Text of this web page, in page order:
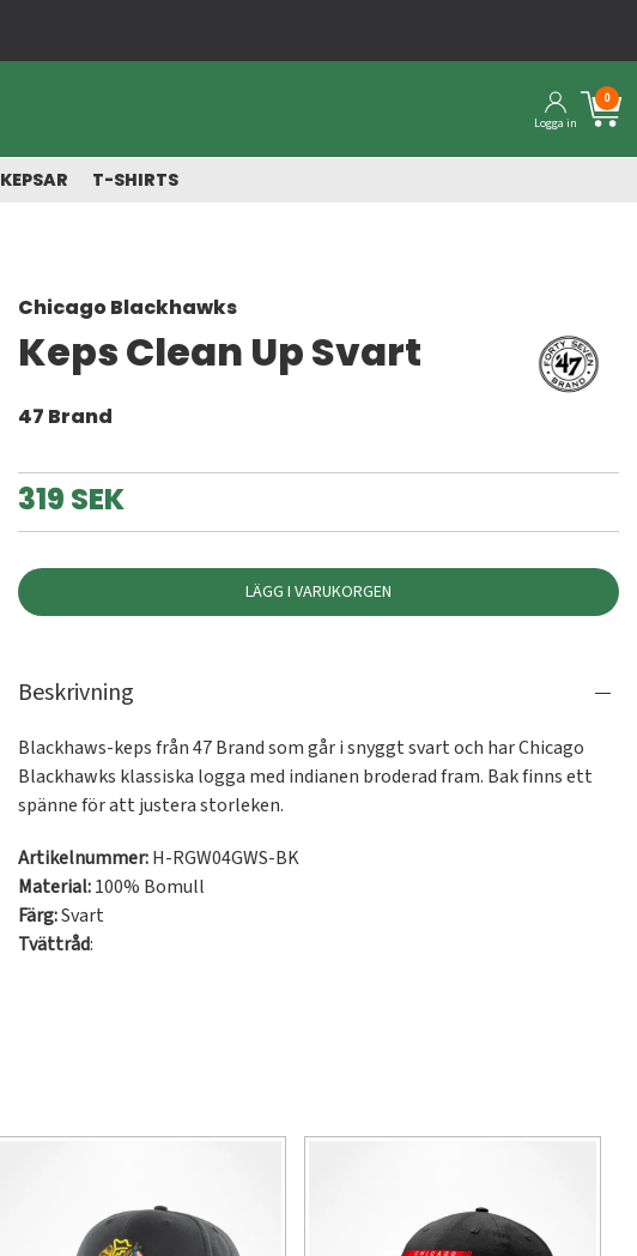
Logga in
0
KEPSAR T-SHIRTS
Chicago Blackhawks
Keps Clean Up Svart
47 Brand
319 SEK
LÄGG I VARUKORGEN
Beskrivning
Blackhaws-keps från 47 Brand som går i snyggt svart och har Chicago
Blackhawks klassiska logga med indianen broderad fram. Bak finns ett
spänne för att justera storleken.
Artikelnummer:H-RGW04GWS-BK
Material:100% Bomull
Färg:Svart
Tvättråd: